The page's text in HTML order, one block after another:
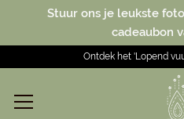
Stuur ons je leukste
cadeaubon
Ontdek het 'Lopend